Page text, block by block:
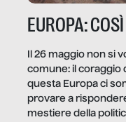
EUROPA:
Il 26 maggio non si
comune: il coraggio
questa Europa ci
provare a
mestiere della